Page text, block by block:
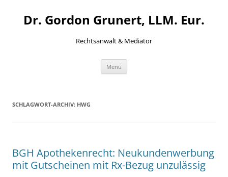
springen
Dr. Gordon Grunert, LLM. Eur.
Rechtsanwalt & Mediator
Menü
SCHLAGWORT-ARCHIV: HWG
BGH Apothekenrecht: Neukundenwerbung
mit Gutscheinen mit Rx-Bezug unzulässig